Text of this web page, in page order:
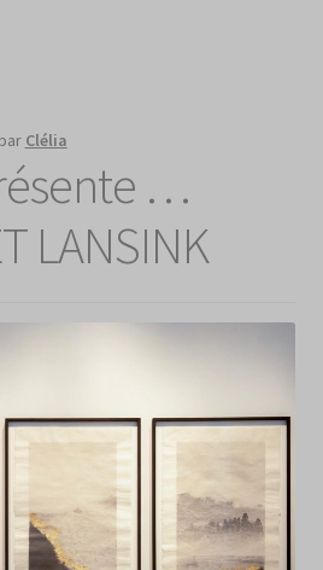
par Clélia
…
LANSINK